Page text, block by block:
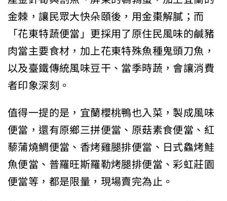
金棘，讓民眾大快朵頤後，用金棗解膩；而
「花東特蔬便當」更採用了原住民風味的鹹豬
肉當主要食材，加上花東特殊魚種鬼頭刀魚，
以及臺鐵傳統風味豆干、當季時蔬，會讓消費
者印象深刻。
值得一提的是，宜蘭櫻桃鴨也入菜，製成風味
便當，還有原鄉三拼便當、原菇素食便當、紅
藜蒲燒鯛便當、香烤雞腿排便當、日式鱻烤鮭
魚便當、普羅旺斯羅勒烤腿排便當、彩虹莊園
便當等，都是限量，現場賣完為止。